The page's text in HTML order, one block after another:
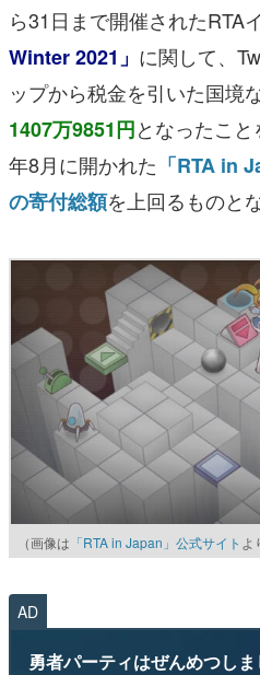
その他
電ファミニコゲーマーとは？
運営：株式会社マレ
ら31日まで開催されたRTA
Winter 2021」 に関して、
ップから税金を引いた国境
1407万9851円となったこ
年8月に開かれた 「RTA in
の寄付総額を上回るものと
（画像は 「RTA in Japan」公式サイト よ
AD
勇者パーティはぜんめつしま